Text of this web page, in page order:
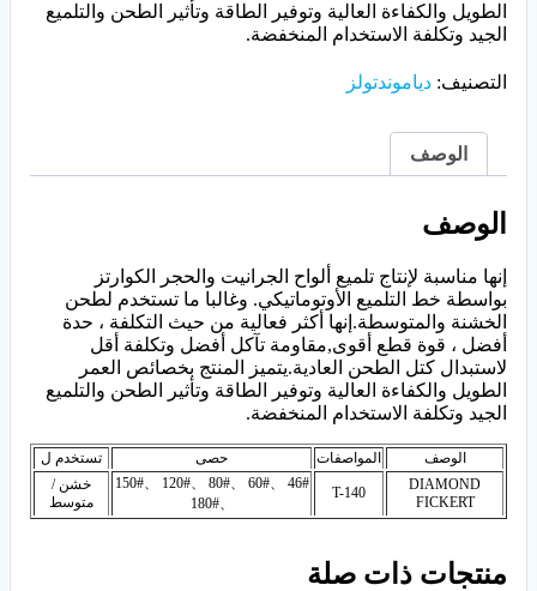
الطويل والكفاءة العالية وتوفير الطاقة وتأثير الطحن والتلميع
الجيد وتكلفة الاستخدام المنخفضة.
التصنيف: دياموندتولز
الوصف
الوصف
إنها مناسبة لإنتاج تلميع ألواح الجرانيت والحجر الكوارتز
بواسطة خط التلميع الأوتوماتيكي. وغالبا ما تستخدم لطحن
الخشنة والمتوسطة.إنها أكثر فعالية من حيث التكلفة ، حدة
أفضل ، قوة قطع أقوى,مقاومة تآكل أفضل وتكلفة أقل
لاستبدال كتل الطحن العادية.يتميز المنتج بخصائص العمر
الطويل والكفاءة العالية وتوفير الطاقة وتأثير الطحن والتلميع
الجيد وتكلفة الاستخدام المنخفضة.
الوصف المواصفات حصى
تستخدم ل
DIAMOND
FICKERT
T-140
46# 、60# 、80# 、120# 、150#
、180#
خشن /
متوسط
منتجات ذات صلة